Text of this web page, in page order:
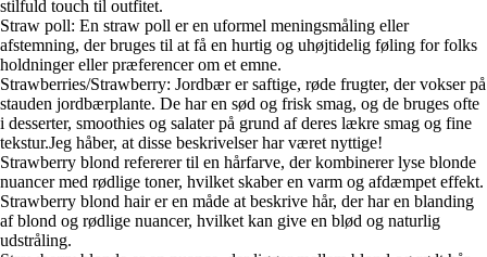
stilfuld touch til outfitet.
Straw poll: En straw poll er en uformel meningsmåling eller
afstemning, der bruges til at få en hurtig og uhøjtidelig føling for folks
holdninger eller præferencer om et emne.
Strawberries/Strawberry: Jordbær er saftige, røde frugter, der vokser på
stauden jordbærplante. De har en sød og frisk smag, og de bruges ofte
i desserter, smoothies og salater på grund af deres lækre smag og fine
tekstur.Jeg håber, at disse beskrivelser har været nyttige!
Strawberry blond refererer til en hårfarve, der kombinerer lyse blonde
nuancer med rødlige toner, hvilket skaber en varm og afdæmpet effekt.
Strawberry blond hair er en måde at beskrive hår, der har en blanding
af blond og rødlige nuancer, hvilket kan give en blød og naturlig
udstråling.